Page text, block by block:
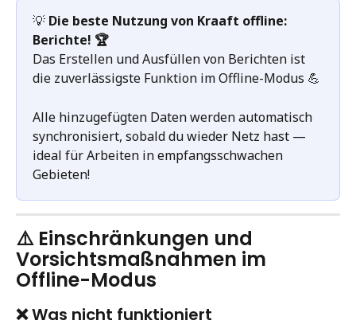
💡 Die beste Nutzung von Kraaft offline:
Berichte! 🏆
Das Erstellen und Ausfüllen von Berichten ist
die zuverlässigste Funktion im Offline-Modus 💪
Alle hinzugefügten Daten werden automatisch
synchronisiert, sobald du wieder Netz hast —
ideal für Arbeiten in empfangsschwachen
Gebieten!
⚠️ Einschränkungen und
Vorsichtsmaßnahmen im
Offline-Modus
❌ Was nicht funktioniert